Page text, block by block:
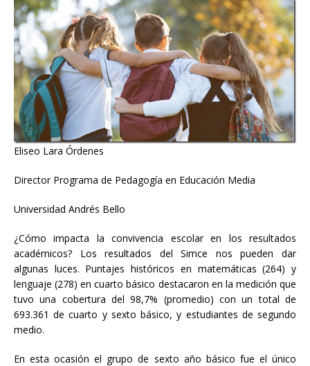
Eliseo Lara Órdenes
Director Programa de Pedagogía en Educación Media
Universidad Andrés Bello
¿Cómo impacta la convivencia escolar en los resultados
académicos? Los resultados del Simce nos pueden dar
algunas luces. Puntajes históricos en matemáticas (264) y
lenguaje (278) en cuarto básico destacaron en la medición que
tuvo una cobertura del 98,7% (promedio) con un total de
693.361 de cuarto y sexto básico, y estudiantes de segundo
medio.
En esta ocasión el grupo de sexto año básico fue el único